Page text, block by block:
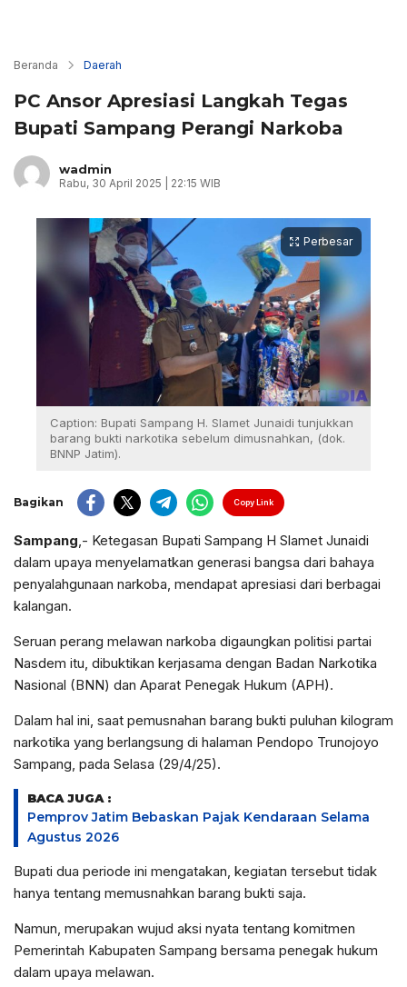
Beranda Daerah
PC Ansor Apresiasi Langkah Tegas
Bupati Sampang Perangi Narkoba
wadmin
Rabu, 30 April 2025 | 22:15 WIB
Perbesar
Caption: Bupati Sampang H. Slamet Junaidi tunjukkan
barang bukti narkotika sebelum dimusnahkan, (dok.
BNNP Jatim).
Bagikan Copy Link
Sampang ,- Ketegasan Bupati Sampang H Slamet Junaidi
dalam upaya menyelamatkan generasi bangsa dari bahaya
penyalahgunaan narkoba, mendapat apresiasi dari berbagai
kalangan.
Seruan perang melawan narkoba digaungkan politisi partai
Nasdem itu, dibuktikan kerjasama dengan Badan Narkotika
Nasional (BNN) dan Aparat Penegak Hukum (APH).
Dalam hal ini, saat pemusnahan barang bukti puluhan kilogram
narkotika yang berlangsung di halaman Pendopo Trunojoyo
Sampang, pada Selasa (29/4/25).
BACA JUGA :
Pemprov Jatim Bebaskan Pajak Kendaraan Selama
Agustus 2026
Bupati dua periode ini mengatakan, kegiatan tersebut tidak
hanya tentang memusnahkan barang bukti saja.
Namun, merupakan wujud aksi nyata tentang komitmen
Pemerintah Kabupaten Sampang bersama penegak hukum
dalam upaya melawan.